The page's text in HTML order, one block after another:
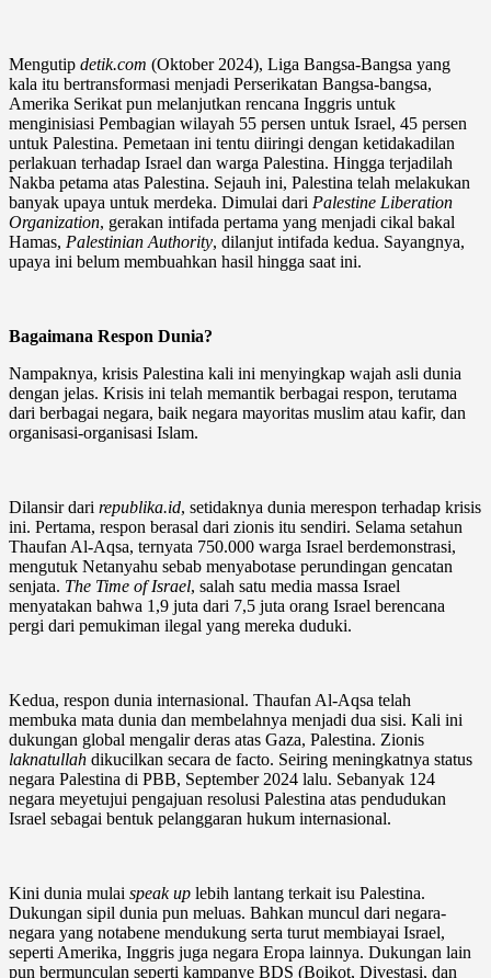
Mengutip detik.com (Oktober 2024), Liga Bangsa-Bangsa yang
kala itu bertransformasi menjadi Perserikatan Bangsa-bangsa,
Amerika Serikat pun melanjutkan rencana Inggris untuk
menginisiasi Pembagian wilayah 55 persen untuk Israel, 45 persen
untuk Palestina. Pemetaan ini tentu diiringi dengan ketidakadilan
perlakuan terhadap Israel dan warga Palestina. Hingga terjadilah
Nakba petama atas Palestina. Sejauh ini, Palestina telah melakukan
banyak upaya untuk merdeka. Dimulai dari Palestine Liberation
Organization, gerakan intifada pertama yang menjadi cikal bakal
Hamas, Palestinian Authority, dilanjut intifada kedua. Sayangnya,
upaya ini belum membuahkan hasil hingga saat ini.
Bagaimana Respon Dunia?
Nampaknya, krisis Palestina kali ini menyingkap wajah asli dunia
dengan jelas. Krisis ini telah memantik berbagai respon, terutama
dari berbagai negara, baik negara mayoritas muslim atau kafir, dan
organisasi-organisasi Islam.
Dilansir dari republika.id, setidaknya dunia merespon terhadap krisis
ini. Pertama, respon berasal dari zionis itu sendiri. Selama setahun
Thaufan Al-Aqsa, ternyata 750.000 warga Israel berdemonstrasi,
mengutuk Netanyahu sebab menyabotase perundingan gencatan
senjata. The Time of Israel, salah satu media massa Israel
menyatakan bahwa 1,9 juta dari 7,5 juta orang Israel berencana
pergi dari pemukiman ilegal yang mereka duduki.
Kedua, respon dunia internasional. Thaufan Al-Aqsa telah
membuka mata dunia dan membelahnya menjadi dua sisi. Kali ini
dukungan global mengalir deras atas Gaza, Palestina. Zionis
laknatullah dikucilkan secara de facto. Seiring meningkatnya status
negara Palestina di PBB, September 2024 lalu. Sebanyak 124
negara meyetujui pengajuan resolusi Palestina atas pendudukan
Israel sebagai bentuk pelanggaran hukum internasional.
Kini dunia mulai speak up lebih lantang terkait isu Palestina.
Dukungan sipil dunia pun meluas. Bahkan muncul dari negara-
negara yang notabene mendukung serta turut membiayai Israel,
seperti Amerika, Inggris juga negara Eropa lainnya. Dukungan lain
pun bermunculan seperti kampanye BDS (Boikot, Divestasi, dan